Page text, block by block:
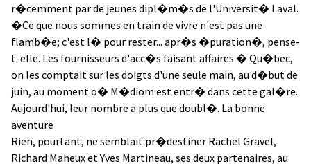
r�cemment par de jeunes dipl�m�s de l'Universit� Laval.
�Ce que nous sommes en train de vivre n'est pas une
flamb�e; c'est l� pour rester... apr�s �puration�, pense-
t-elle. Les fournisseurs d'acc�s faisant affaires � Qu�bec,
on les comptait sur les doigts d'une seule main, au d�but de
juin, au moment o� M�diom est entr� dans cette gal�re.
Aujourd'hui, leur nombre a plus que doubl�. La bonne
aventure
Rien, pourtant, ne semblait pr�destiner Rachel Gravel,
Richard Maheux et Yves Martineau, ses deux partenaires, au